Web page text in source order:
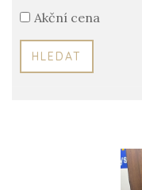
Akční cena
HLEDAT